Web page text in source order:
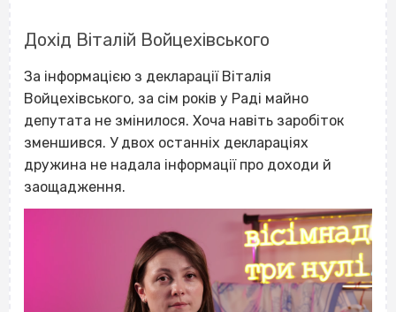
Дохід Віталій Войцехівського
За інформацією з декларації Віталія
Войцехівського, за сім років у Раді майно
депутата не змінилося. Хоча навіть заробіток
зменшився. У двох останніх деклараціях
дружина не надала інформації про доходи й
заощадження.